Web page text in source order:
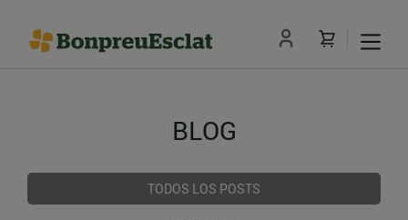
BLOG
TODOS LOS POSTS